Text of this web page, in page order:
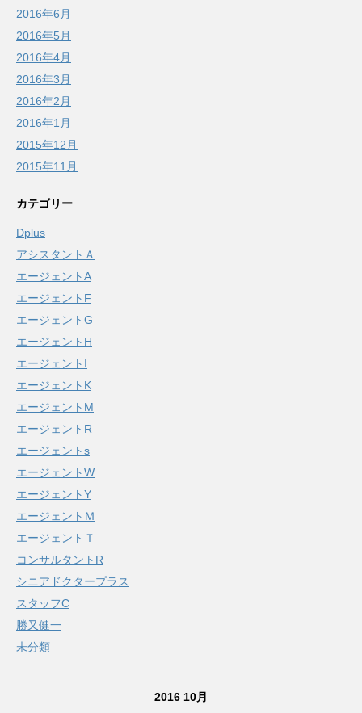
2016年6月
2016年5月
2016年4月
2016年3月
2016年2月
2016年1月
2015年12月
2015年11月
カテゴリー
Dplus
アシスタントＡ
エージェントA
エージェントF
エージェントG
エージェントH
エージェントI
エージェントK
エージェントM
エージェントR
エージェントs
エージェントW
エージェントY
エージェントＭ
エージェントＴ
コンサルタントR
シニアドクタープラス
スタッフC
勝又健一
未分類
2016 10月